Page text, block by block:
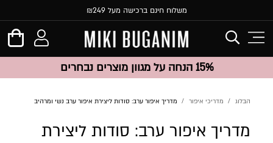
משלוח חינם ברכישה מעל ₪249
15% הנחה על מגוון מוצרים נבחרים
הבלוג מדריכי איפור מדריך איפור ערב: סודות ליצירת איפור ערב נשי ומרהיב
מדריך איפור ערב: סודות ליצירת